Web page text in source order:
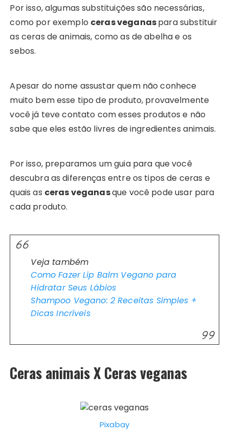
Por isso, algumas substituições são necessárias,
como por exemplo ceras veganaspara substituir
as ceras de animais, como as de abelha e os
sebos.
Apesar do nome assustar quem não conhece
muito bem esse tipo de produto, provavelmente
você já teve contato com esses produtos e não
sabe que eles estão livres de ingredientes animais.
Por isso, preparamos um guia para que você
descubra as diferenças entre os tipos de ceras e
quais as ceras veganasque você pode usar para
cada produto.
Veja também
Como Fazer Lip Balm Vegano para
Hidratar Seus Lábios
Shampoo Vegano: 2 Receitas Simples +
Dicas Incríveis
Ceras animais X Ceras veganas
Pixabay